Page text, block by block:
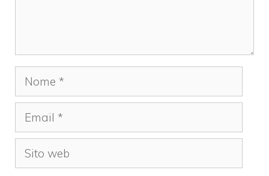
Nome
Email
Sito
web